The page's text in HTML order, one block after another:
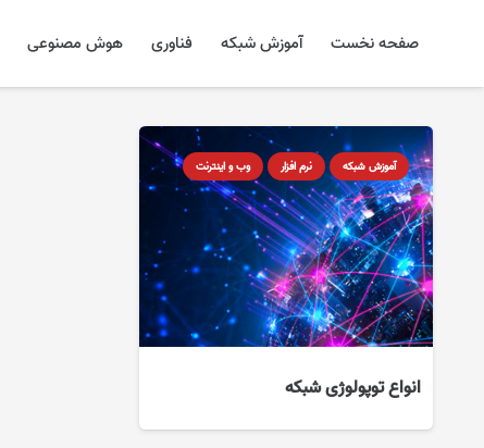
صفحه نخست آموزش شبکه فناوری هوش مصنوعی
آموزش شبکه نرم افزار وب و اینترنت
انواع توپولوژی شبکه